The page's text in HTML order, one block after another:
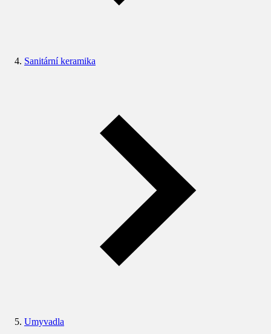
Sanitární keramika
Umyvadla